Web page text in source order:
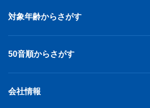
対象年齢からさがす
50音順からさがす
会社情報